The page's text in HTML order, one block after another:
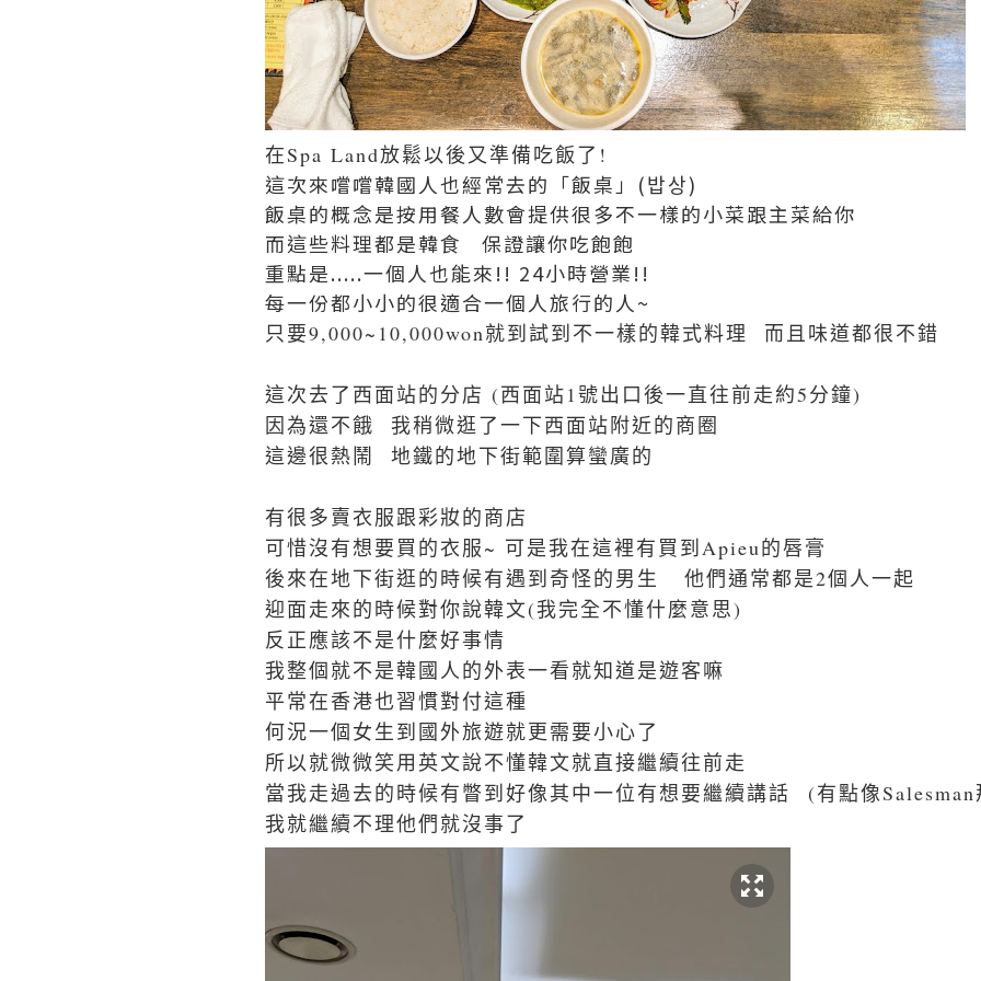
在Spa Land放鬆以後又準備吃飯了!
這次來嚐嚐韓國人也經常去的「飯桌」(밥상)
飯桌的概念是按用餐人數會提供很多不一樣的小菜跟主菜給你
而這些料理都是韓食 保證讓你吃飽飽
重點是.....一個人也能來!! 24小時營業!!
每一份都小小的很適合一個人旅行的人~
只要9,000~10,000won就到試到不一樣的韓式料理 而且味道都很不錯
這次去了西面站的分店 (西面站1號出口後一直往前走約5分鐘)
因為還不餓 我稍微逛了一下西面站附近的商圈
這邊很熱鬧 地鐵的地下街範圍算蠻廣的
有很多賣衣服跟彩妝的商店
可惜沒有想要買的衣服~ 可是我在這裡有買到Apieu的唇膏
後來在地下街逛的時候有遇到奇怪的男生 他們通常都是2個人一起
迎面走來的時候對你說韓文(我完全不懂什麼意思)
反正應該不是什麼好事情
我整個就不是韓國人的外表一看就知道是遊客嘛
平常在香港也習慣對付這種
何況一個女生到國外旅遊就更需要小心了
所以就微微笑用英文說不懂韓文就直接繼續往前走
當我走過去的時候有瞥到好像其中一位有想要繼續講話 (有點像
我就繼續不理他們就沒事了